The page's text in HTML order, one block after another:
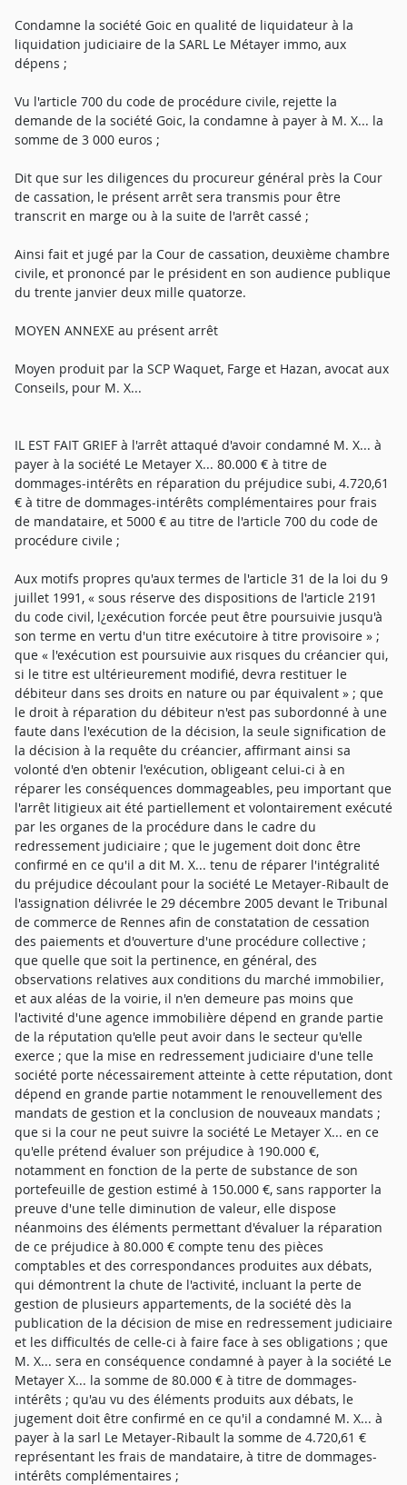
Condamne la société Goic en qualité de liquidateur à la
liquidation judiciaire de la SARL Le Métayer immo, aux
dépens ;
Vu l'article 700 du code de procédure civile, rejette la
demande de la société Goic, la condamne à payer à M. X... la
somme de 3 000 euros ;
Dit que sur les diligences du procureur général près la Cour
de cassation, le présent arrêt sera transmis pour être
transcrit en marge ou à la suite de l'arrêt cassé ;
Ainsi fait et jugé par la Cour de cassation, deuxième chambre
civile, et prononcé par le président en son audience publique
du trente janvier deux mille quatorze.
MOYEN ANNEXE au présent arrêt
Moyen produit par la SCP Waquet, Farge et Hazan, avocat aux
Conseils, pour M. X...
IL EST FAIT GRIEF à l'arrêt attaqué d'avoir condamné M. X... à
payer à la société Le Metayer X... 80.000 € à titre de
dommages-intérêts en réparation du préjudice subi, 4.720,61
€ à titre de dommages-intérêts complémentaires pour frais
de mandataire, et 5000 € au titre de l'article 700 du code de
procédure civile ;
Aux motifs propres qu'aux termes de l'article 31 de la loi du 9
juillet 1991, « sous réserve des dispositions de l'article 2191
du code civil, l¿exécution forcée peut être poursuivie jusqu'à
son terme en vertu d'un titre exécutoire à titre provisoire » ;
que « l'exécution est poursuivie aux risques du créancier qui,
si le titre est ultérieurement modifié, devra restituer le
débiteur dans ses droits en nature ou par équivalent » ; que
le droit à réparation du débiteur n'est pas subordonné à une
faute dans l'exécution de la décision, la seule signification de
la décision à la requête du créancier, affirmant ainsi sa
volonté d'en obtenir l'exécution, obligeant celui-ci à en
réparer les conséquences dommageables, peu important que
l'arrêt litigieux ait été partiellement et volontairement exécuté
par les organes de la procédure dans le cadre du
redressement judiciaire ; que le jugement doit donc être
confirmé en ce qu'il a dit M. X... tenu de réparer l'intégralité
du préjudice découlant pour la société Le Metayer-Ribault de
l'assignation délivrée le 29 décembre 2005 devant le Tribunal
de commerce de Rennes afin de constatation de cessation
des paiements et d'ouverture d'une procédure collective ;
que quelle que soit la pertinence, en général, des
observations relatives aux conditions du marché immobilier,
et aux aléas de la voirie, il n'en demeure pas moins que
l'activité d'une agence immobilière dépend en grande partie
de la réputation qu'elle peut avoir dans le secteur qu'elle
exerce ; que la mise en redressement judiciaire d'une telle
société porte nécessairement atteinte à cette réputation, dont
dépend en grande partie notamment le renouvellement des
mandats de gestion et la conclusion de nouveaux mandats ;
que si la cour ne peut suivre la société Le Metayer X... en ce
qu'elle prétend évaluer son préjudice à 190.000 €,
notamment en fonction de la perte de substance de son
portefeuille de gestion estimé à 150.000 €, sans rapporter la
preuve d'une telle diminution de valeur, elle dispose
néanmoins des éléments permettant d'évaluer la réparation
de ce préjudice à 80.000 € compte tenu des pièces
comptables et des correspondances produites aux débats,
qui démontrent la chute de l'activité, incluant la perte de
gestion de plusieurs appartements, de la société dès la
publication de la décision de mise en redressement judiciaire
et les difficultés de celle-ci à faire face à ses obligations ; que
M. X... sera en conséquence condamné à payer à la société Le
Metayer X... la somme de 80.000 € à titre de dommages-
intérêts ; qu'au vu des éléments produits aux débats, le
jugement doit être confirmé en ce qu'il a condamné M. X... à
payer à la sarl Le Metayer-Ribault la somme de 4.720,61 €
représentant les frais de mandataire, à titre de dommages-
intérêts complémentaires ;